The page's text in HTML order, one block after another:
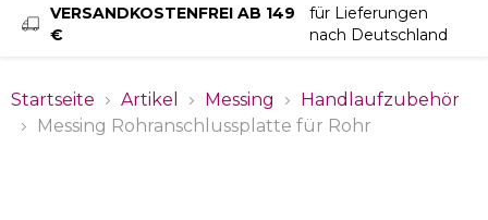
VERSANDKOSTENFREI AB 149
€
für Lieferungen
nach Deutschland
Startseite Artikel Messing
Handlaufzubehör
Messing Rohranschlussplatte für Rohr